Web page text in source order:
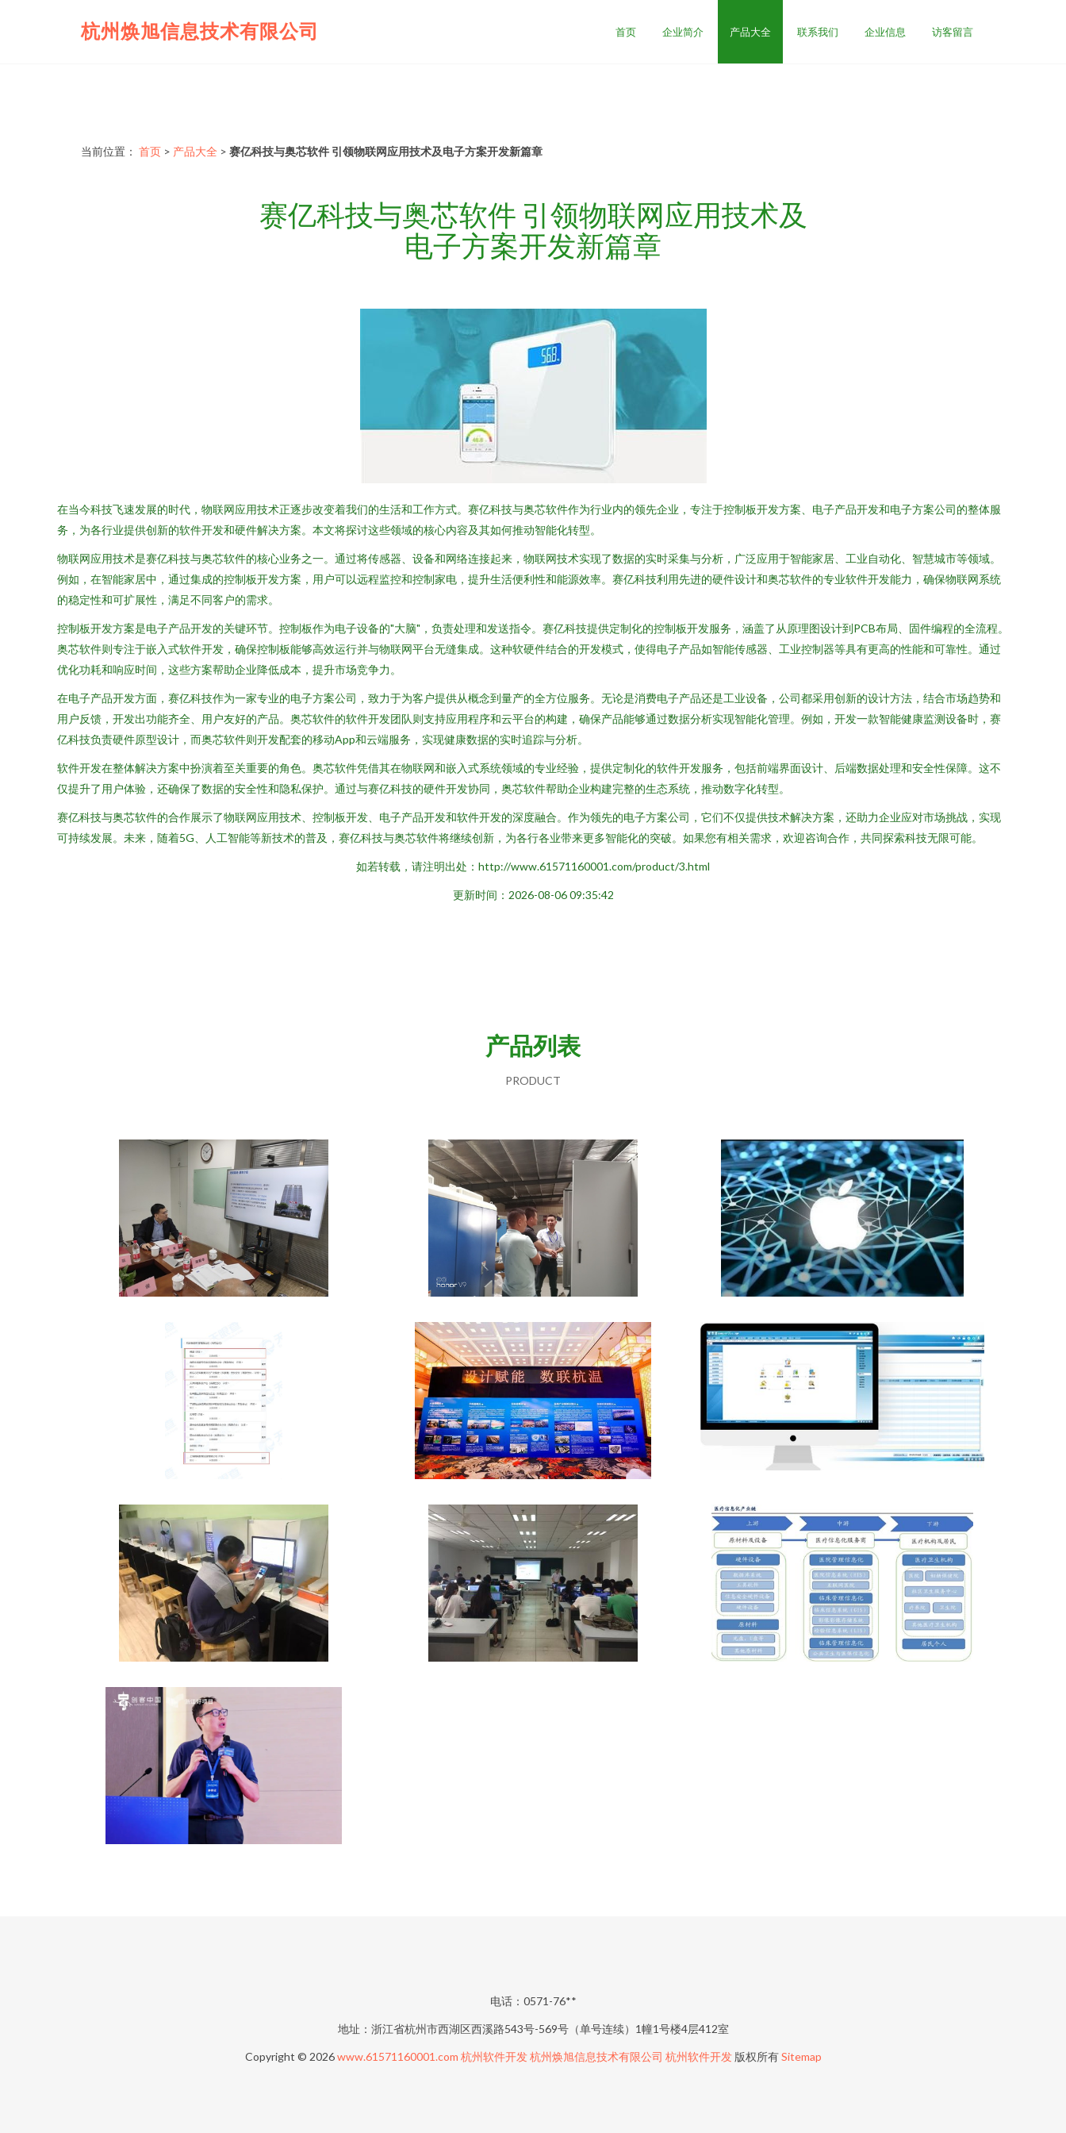
杭州焕旭信息技术有限公司 首页 企业简介 产品大全 联系我们 企业信息 访客留言
当前位置： 首页 > 产品大全 > 赛亿科技与奥芯软件 引领物联网应用技术及电子方案开发新篇章
赛亿科技与奥芯软件 引领物联网应用技术及
电子方案开发新篇章
在当今科技飞速发展的时代，物联网应用技术正逐步改变着我们的生活和工作方式。赛亿科技与奥芯软件作为行业内的领先企业，专注于控制板开发方案、电子产品开发和电子方案公司的整体服
务，为各行业提供创新的软件开发和硬件解决方案。本文将探讨这些领域的核心内容及其如何推动智能化转型。
物联网应用技术是赛亿科技与奥芯软件的核心业务之一。通过将传感器、设备和网络连接起来，物联网技术实现了数据的实时采集与分析，广泛应用于智能家居、工业自动化、智慧城市等领域。
例如，在智能家居中，通过集成的控制板开发方案，用户可以远程监控和控制家电，提升生活便利性和能源效率。赛亿科技利用先进的硬件设计和奥芯软件的专业软件开发能力，确保物联网系统
的稳定性和可扩展性，满足不同客户的需求。
控制板开发方案是电子产品开发的关键环节。控制板作为电子设备的"大脑"，负责处理和发送指令。赛亿科技提供定制化的控制板开发服务，涵盖了从原理图设计到PCB布局、固件编程的全流程。
奥芯软件则专注于嵌入式软件开发，确保控制板能够高效运行并与物联网平台无缝集成。这种软硬件结合的开发模式，使得电子产品如智能传感器、工业控制器等具有更高的性能和可靠性。通过
优化功耗和响应时间，这些方案帮助企业降低成本，提升市场竞争力。
在电子产品开发方面，赛亿科技作为一家专业的电子方案公司，致力于为客户提供从概念到量产的全方位服务。无论是消费电子产品还是工业设备，公司都采用创新的设计方法，结合市场趋势和
用户反馈，开发出功能齐全、用户友好的产品。奥芯软件的软件开发团队则支持应用程序和云平台的构建，确保产品能够通过数据分析实现智能化管理。例如，开发一款智能健康监测设备时，赛
亿科技负责硬件原型设计，而奥芯软件则开发配套的移动App和云端服务，实现健康数据的实时追踪与分析。
软件开发在整体解决方案中扮演着至关重要的角色。奥芯软件凭借其在物联网和嵌入式系统领域的专业经验，提供定制化的软件开发服务，包括前端界面设计、后端数据处理和安全性保障。这不
仅提升了用户体验，还确保了数据的安全性和隐私保护。通过与赛亿科技的硬件开发协同，奥芯软件帮助企业构建完整的生态系统，推动数字化转型。
赛亿科技与奥芯软件的合作展示了物联网应用技术、控制板开发、电子产品开发和软件开发的深度融合。作为领先的电子方案公司，它们不仅提供技术解决方案，还助力企业应对市场挑战，实现
可持续发展。未来，随着5G、人工智能等新技术的普及，赛亿科技与奥芯软件将继续创新，为各行各业带来更多智能化的突破。如果您有相关需求，欢迎咨询合作，共同探索科技无限可能。
如若转载，请注明出处：http://www.61571160001.com/product/3.html
更新时间：2026-08-06 09:35:42
产品列表
PRODUCT
电话：0571-76**
地址：浙江省杭州市西湖区西溪路543号-569号（单号连续）1幢1号楼4层412室
Copyright © 2026www.61571160001.com 杭州软件开发 杭州焕旭信息技术有限公司 杭州软件开发版权所有Sitemap